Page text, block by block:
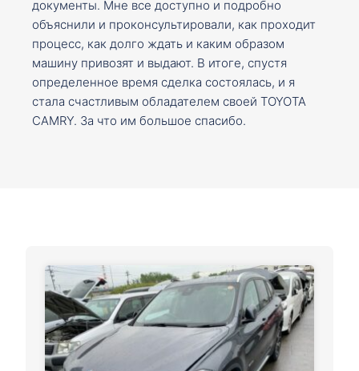
документы. Мне все доступно и подробно
объяснили и проконсультировали, как проходит
процесс, как долго ждать и каким образом
машину привозят и выдают. В итоге, спустя
определенное время сделка состоялась, и я
стала счастливым обладателем своей TOYOTA
CAMRY. За что им большое спасибо.